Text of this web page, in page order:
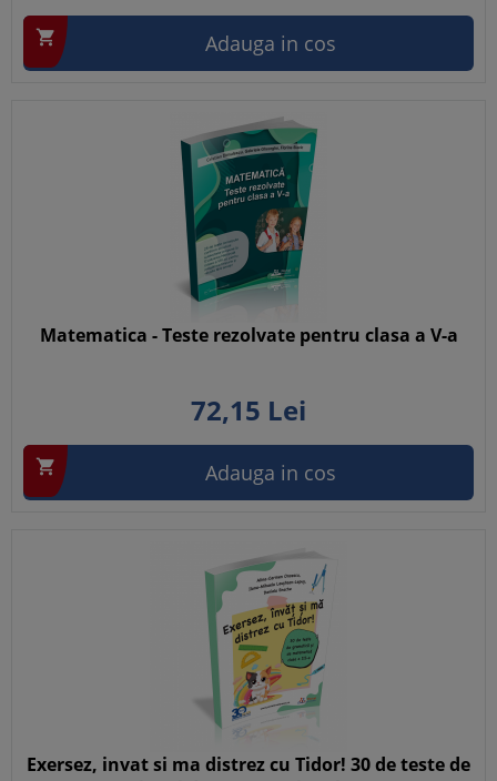
 Adauga in cos
Matematica - Teste rezolvate pentru clasa a V-a
72,15 Lei
 Adauga in cos
Exersez, invat si ma distrez cu Tidor! 30 de teste de